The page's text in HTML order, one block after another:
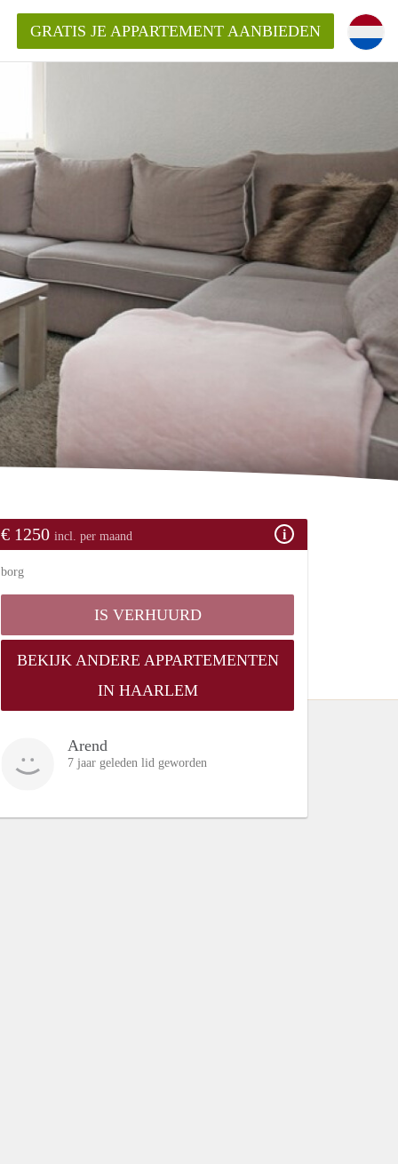
in Haarlem?
GRATIS JE APPARTEMENT AANBIEDEN
€ 1250 incl. per maand
borg
IS VERHUURD
BEKIJK ANDERE APPARTEMENTEN
IN HAARLEM
Arend
7 jaar geleden lid geworden